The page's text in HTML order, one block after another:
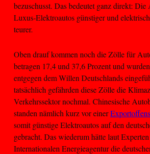
bezuschusst. Das bedeutet ganz direkt: Die
Luxus-Elektroautos günstiger und
teurer.
Oben drauf kommen noch die Zölle für
betragen 17,4 und 37,6 Prozent und
entgegen dem Willen Deutschlands
tatsächlich gefährden diese Zölle die
Verkehrssektor nochmal. Chinesische
standen nämlich kurz vor einer
somit günstige Elektroautos auf den
gebracht. Das wiederum hätte laut
Internationalen Energieagentur die